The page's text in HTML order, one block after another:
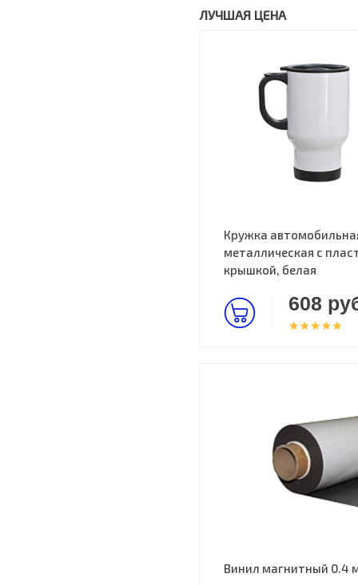
ЛУЧШАЯ ЦЕНА
Кружка
металлическая с
крышкой, белая
608
Винил магнитный 0.4